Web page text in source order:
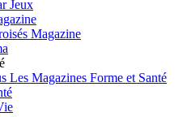
Jeux
Magazine
Les Magazines Forme et Santé